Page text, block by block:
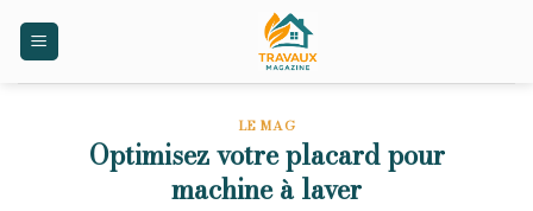
LE MAG
Optimisez votre placard pour
machine à laver